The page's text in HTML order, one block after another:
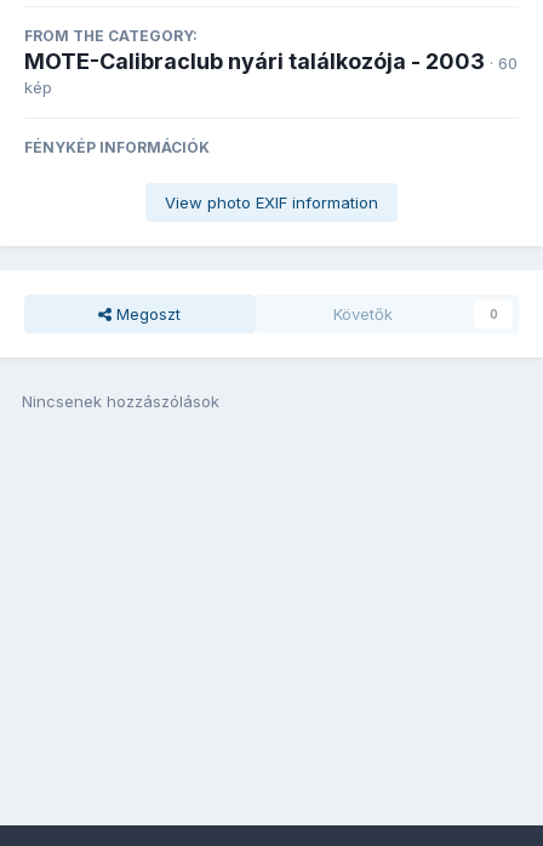
FROM THE CATEGORY:
MOTE-Calibraclub nyári találkozója - 2003 · 60
kép
FÉNYKÉP INFORMÁCIÓK
View photo EXIF information
Megoszt Követők 0
Nincsenek hozzászólások